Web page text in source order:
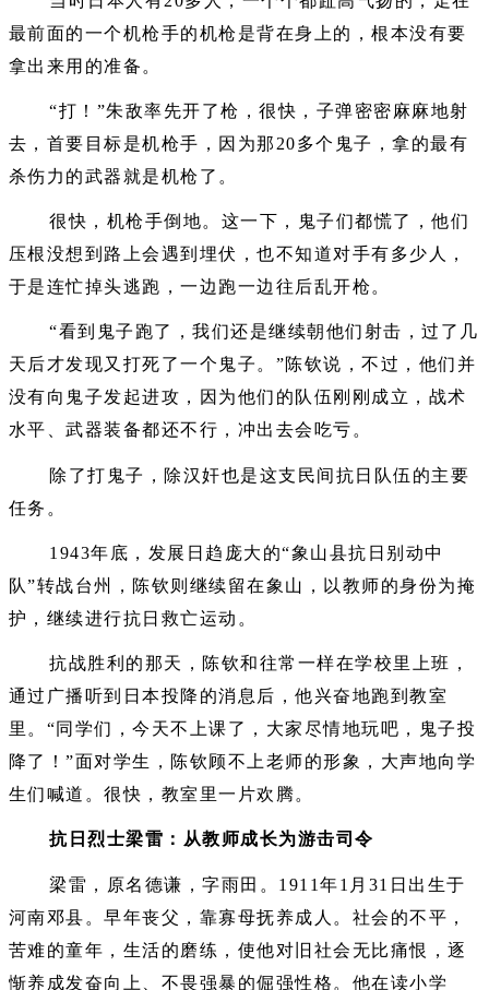
最前面的一个机枪手的机枪是背在身上的，根本没有要
拿出来用的准备。
“打！”朱敌率先开了枪，很快，子弹密密麻麻地射
去，首要目标是机枪手，因为那20多个鬼子，拿的最有
杀伤力的武器就是机枪了。
很快，机枪手倒地。这一下，鬼子们都慌了，他们
压根没想到路上会遇到埋伏，也不知道对手有多少人，
于是连忙掉头逃跑，一边跑一边往后乱开枪。
“看到鬼子跑了，我们还是继续朝他们射击，过了几
天后才发现又打死了一个鬼子。”陈钦说，不过，他们并
没有向鬼子发起进攻，因为他们的队伍刚刚成立，战术
水平、武器装备都还不行，冲出去会吃亏。
除了打鬼子，除汉奸也是这支民间抗日队伍的主要
任务。
1943年底，发展日趋庞大的“象山县抗日别动中
队”转战台州，陈钦则继续留在象山，以教师的身份为掩
护，继续进行抗日救亡运动。
抗战胜利的那天，陈钦和往常一样在学校里上班，
通过广播听到日本投降的消息后，他兴奋地跑到教室
里。“同学们，今天不上课了，大家尽情地玩吧，鬼子投
降了！”面对学生，陈钦顾不上老师的形象，大声地向学
生们喊道。很快，教室里一片欢腾。
抗日烈士梁雷：从教师成长为游击司令
梁雷，原名德谦，字雨田。1911年1月31日出生于
河南邓县。早年丧父，靠寡母抚养成人。社会的不平，
苦难的童年，生活的磨练，使他对旧社会无比痛恨，逐
惭养成发奋向上、不畏强暴的倔强性格。他在读小学